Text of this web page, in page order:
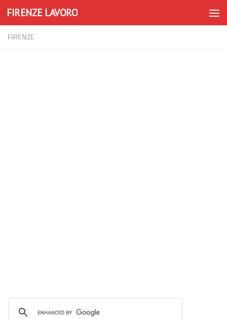
Skip to content
FIRENZE LAVORO
FIRENZE